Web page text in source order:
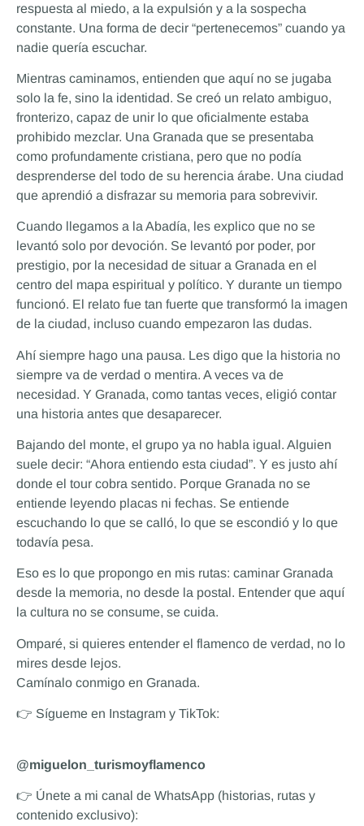
respuesta al miedo, a la expulsión y a la sospecha
constante. Una forma de decir “pertenecemos” cuando ya
nadie quería escuchar.
Mientras caminamos, entienden que aquí no se jugaba
solo la fe, sino la identidad. Se creó un relato ambiguo,
fronterizo, capaz de unir lo que oficialmente estaba
prohibido mezclar. Una Granada que se presentaba
como profundamente cristiana, pero que no podía
desprenderse del todo de su herencia árabe. Una ciudad
que aprendió a disfrazar su memoria para sobrevivir.
Cuando llegamos a la Abadía, les explico que no se
levantó solo por devoción. Se levantó por poder, por
prestigio, por la necesidad de situar a Granada en el
centro del mapa espiritual y político. Y durante un tiempo
funcionó. El relato fue tan fuerte que transformó la imagen
de la ciudad, incluso cuando empezaron las dudas.
Ahí siempre hago una pausa. Les digo que la historia no
siempre va de verdad o mentira. A veces va de
necesidad. Y Granada, como tantas veces, eligió contar
una historia antes que desaparecer.
Bajando del monte, el grupo ya no habla igual. Alguien
suele decir: “Ahora entiendo esta ciudad”. Y es justo ahí
donde el tour cobra sentido. Porque Granada no se
entiende leyendo placas ni fechas. Se entiende
escuchando lo que se calló, lo que se escondió y lo que
todavía pesa.
Eso es lo que propongo en mis rutas: caminar Granada
desde la memoria, no desde la postal. Entender que aquí
la cultura no se consume, se cuida.
Omparé, si quieres entender el flamenco de verdad, no lo
mires desde lejos.
Camínalo conmigo en Granada.
👉 Sígueme en Instagram y TikTok:
@miguelon_turismoyflamenco
👉 Únete a mi canal de WhatsApp (historias, rutas y
contenido exclusivo):